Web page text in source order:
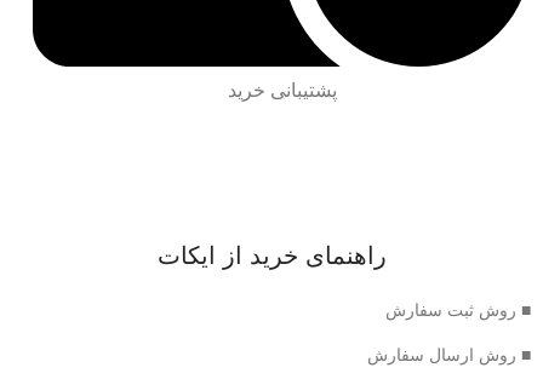
پشتیبانی خرید
راهنمای خرید از ایکات
■ روش ثبت سفارش
■ روش ارسال سفارش